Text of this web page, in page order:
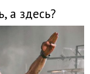
а здесь?